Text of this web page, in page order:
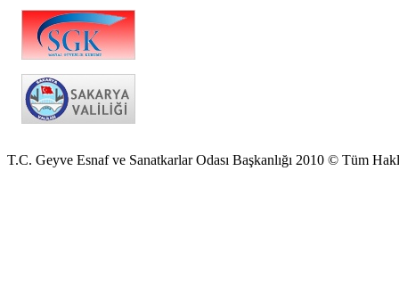
T.C. Geyve Esnaf ve Sanatkarlar Odası Başkanlığı 2010 © Tüm